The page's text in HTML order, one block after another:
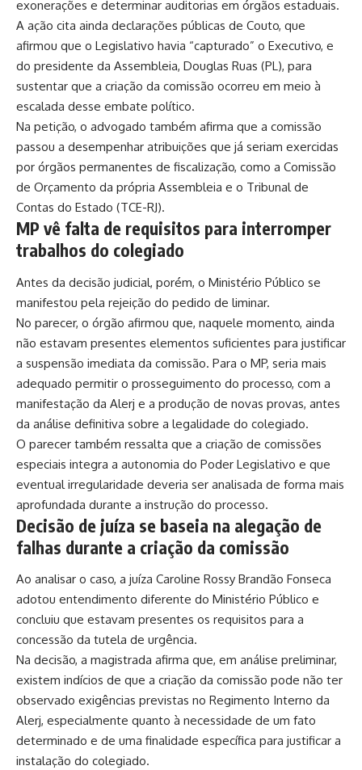
exonerações e determinar auditorias em órgãos estaduais.
A ação cita ainda declarações públicas de Couto, que
afirmou que o Legislativo havia “capturado” o Executivo, e
do presidente da Assembleia, Douglas Ruas (PL), para
sustentar que a criação da comissão ocorreu em meio à
escalada desse embate político.
Na petição, o advogado também afirma que a comissão
passou a desempenhar atribuições que já seriam exercidas
por órgãos permanentes de fiscalização, como a Comissão
de Orçamento da própria Assembleia e o Tribunal de
Contas do Estado (TCE-RJ).
MP vê falta de requisitos para interromper
trabalhos do colegiado
Antes da decisão judicial, porém, o Ministério Público se
manifestou pela rejeição do pedido de liminar.
No parecer, o órgão afirmou que, naquele momento, ainda
não estavam presentes elementos suficientes para justificar
a suspensão imediata da comissão. Para o MP, seria mais
adequado permitir o prosseguimento do processo, com a
manifestação da Alerj e a produção de novas provas, antes
da análise definitiva sobre a legalidade do colegiado.
O parecer também ressalta que a criação de comissões
especiais integra a autonomia do Poder Legislativo e que
eventual irregularidade deveria ser analisada de forma mais
aprofundada durante a instrução do processo.
Decisão de juíza se baseia na alegação de
falhas durante a criação da comissão
Ao analisar o caso, a juíza Caroline Rossy Brandão Fonseca
adotou entendimento diferente do Ministério Público e
concluiu que estavam presentes os requisitos para a
concessão da tutela de urgência.
Na decisão, a magistrada afirma que, em análise preliminar,
existem indícios de que a criação da comissão pode não ter
observado exigências previstas no Regimento Interno da
Alerj, especialmente quanto à necessidade de um fato
determinado e de uma finalidade específica para justificar a
instalação do colegiado.